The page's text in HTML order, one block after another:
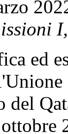
ed
del